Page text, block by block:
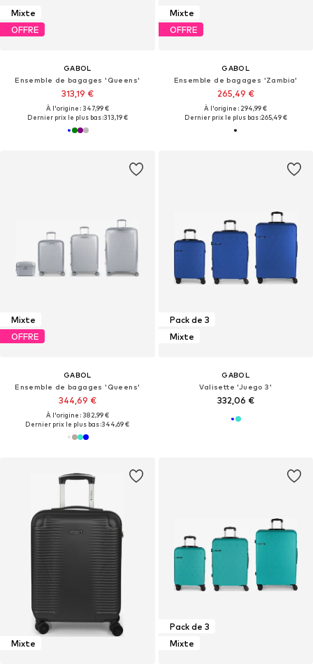
Mixte
OFFRE
GABOL
Ensemble de bagages 'Queens'
313,19 €
À l'origine : 347,99 €
Dernier prix le plus bas :313,19 €
Mixte
OFFRE
GABOL
Ensemble de bagages 'Zambia'
265,49 €
À l'origine : 294,99 €
Dernier prix le plus bas :265,49 €
Mixte
OFFRE
GABOL
Ensemble de bagages 'Queens'
344,69 €
À l'origine : 382,99 €
Dernier prix le plus bas :344,69 €
Pack de 3
Mixte
GABOL
Valisette 'Juego 3'
332,06 €
Mixte
Pack de 3
Mixte